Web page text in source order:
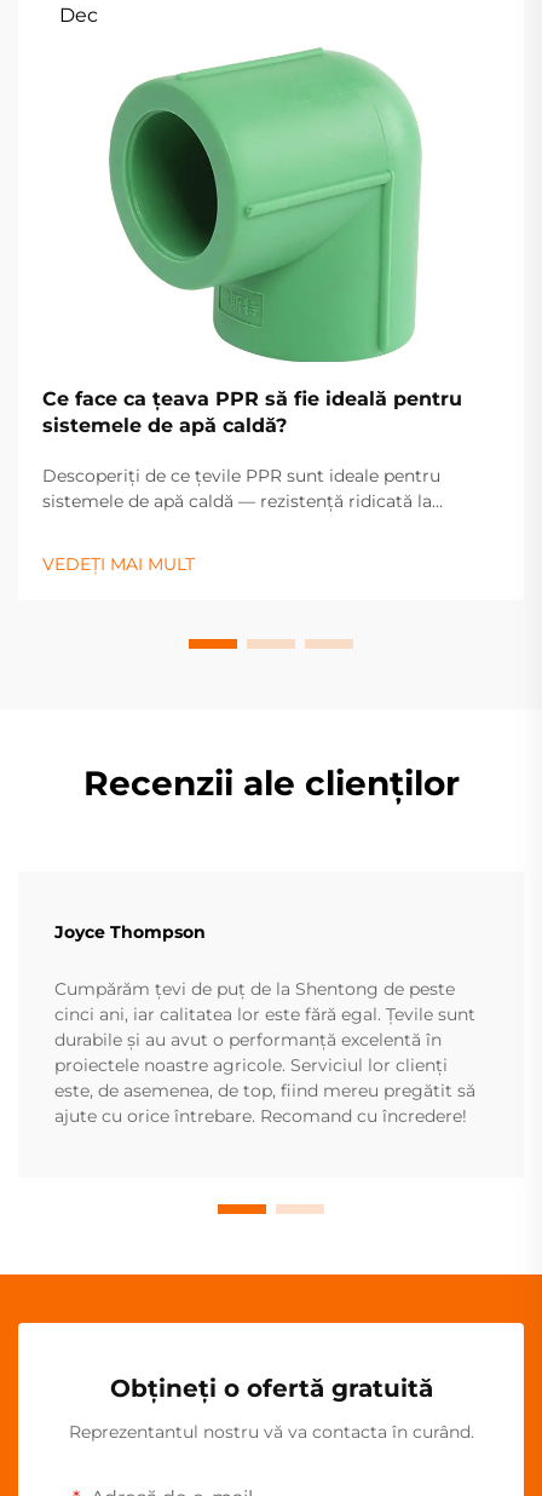
Dec
Ce face ca țeava PPR să fie ideală pentru
sistemele de apă caldă?
Descoperiți de ce țevile PPR sunt ideale pentru
sistemele de apă caldă — rezistență ridicată la
VEDEȚI MAI MULT
Recenzii ale clienților
Joyce Thompson
Cumpărăm țevi de puț de la Shentong de peste
cinci ani, iar calitatea lor este fără egal. Țevile sunt
durabile și au avut o performanță excelentă în
proiectele noastre agricole. Serviciul lor clienți
este, de asemenea, de top, fiind mereu pregătit să
ajute cu orice întrebare. Recomand cu încredere!
Obțineți o ofertă gratuită
Reprezentantul nostru vă va contacta în curând.